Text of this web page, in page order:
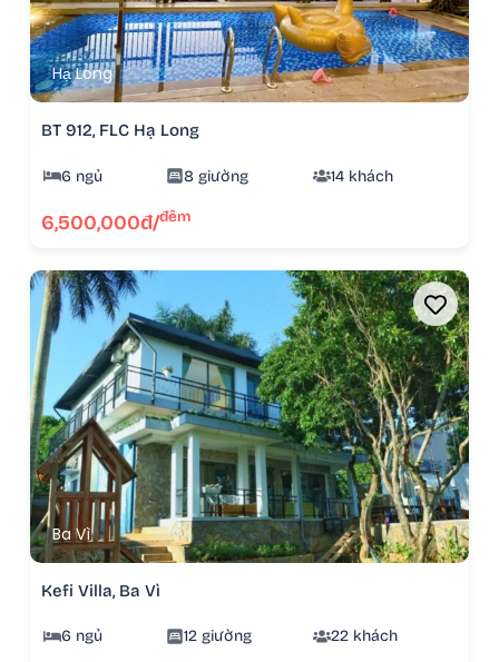
Hạ Long
BT 912, FLC Hạ Long
6 ngủ 8 giường 14 khách
6,500,000đ/đêm
Ba Vì
Kefi Villa, Ba Vì
6 ngủ 12 giường 22 khách